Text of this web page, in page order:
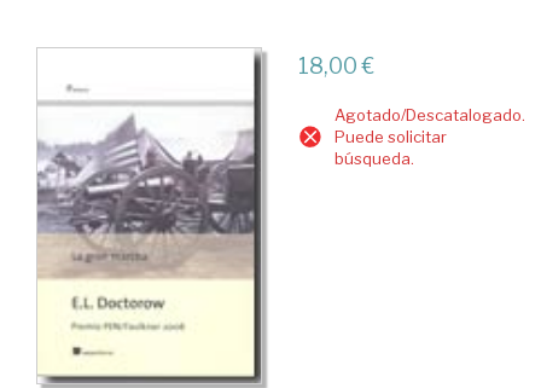
18,00 €
Agotado/Descatalogado.
Puede solicitar
búsqueda.